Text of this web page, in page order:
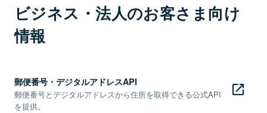
ビジネス・法人のお客さま向け
情報
郵便番号・デジタルアドレスAPI
郵便番号とデジタルアドレスから住所を取得できる公式API
を提供。